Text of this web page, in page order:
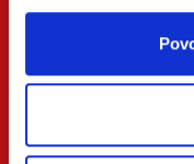
ONLINE
+420